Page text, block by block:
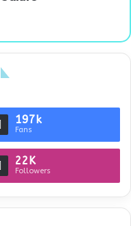
197k
Fans
22K
Followers